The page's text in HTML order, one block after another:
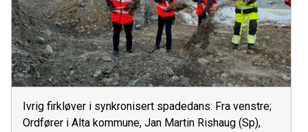
Ivrig firkløver i synkronisert spadedans: Fra venstre;
Ordfører i Alta kommune, Jan Martin Rishaug (Sp),